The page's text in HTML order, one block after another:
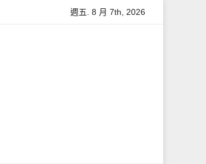
怎麼讓Threads流量變多？高效提升流量的完整教學
週五. 8 月 7th, 2026